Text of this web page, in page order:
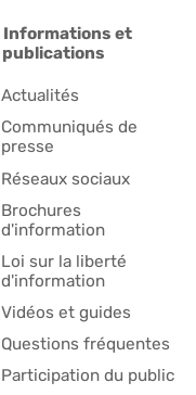
Informations et
publications
Actualités
Communiqués de
presse
Réseaux sociaux
Brochures
d'information
Loi sur la liberté
d'information
Vidéos et guides
Questions fréquentes
Participation du public